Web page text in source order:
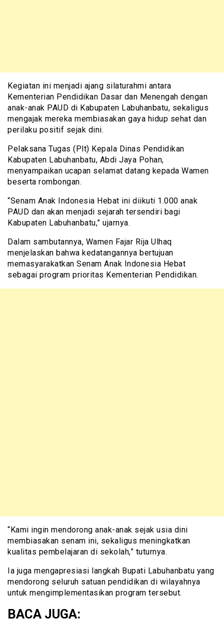
Kegiatan ini menjadi ajang silaturahmi antara
Kementerian Pendidikan Dasar dan Menengah dengan
anak-anak PAUD di Kabupaten Labuhanbatu, sekaligus
mengajak mereka membiasakan gaya hidup sehat dan
perilaku positif sejak dini.
Pelaksana Tugas (Plt) Kepala Dinas Pendidikan
Kabupaten Labuhanbatu, Abdi Jaya Pohan,
menyampaikan ucapan selamat datang kepada Wamen
beserta rombongan.
“Senam Anak Indonesia Hebat ini diikuti 1.000 anak
PAUD dan akan menjadi sejarah tersendiri bagi
Kabupaten Labuhanbatu,” ujarnya.
Dalam sambutannya, Wamen Fajar Rija Ulhaq
menjelaskan bahwa kedatangannya bertujuan
memasyarakatkan Senam Anak Indonesia Hebat
sebagai program prioritas Kementerian Pendidikan.
“Kami ingin mendorong anak-anak sejak usia dini
membiasakan senam ini, sekaligus meningkatkan
kualitas pembelajaran di sekolah,” tuturnya.
Ia juga mengapresiasi langkah Bupati Labuhanbatu yang
mendorong seluruh satuan pendidikan di wilayahnya
untuk mengimplementasikan program tersebut.
BACA JUGA: